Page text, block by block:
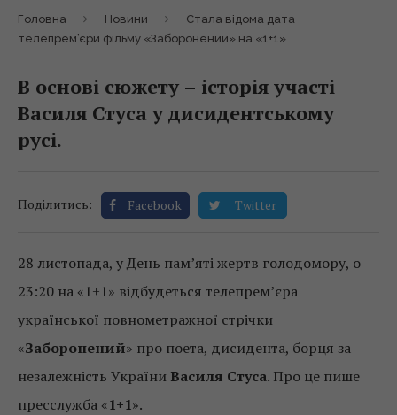
Головна Новини
Стала відома дата
телепрем’єри фільму «Заборонений» на «1+1»
В основі сюжету – історія участі
Василя Стуса у дисидентському
русі.
Поділитись: Facebook Twitter
28 листопада, у День пам’яті жертв голодомору, о
23:20 на «1+1» відбудеться телепрем’єра
української повнометражної стрічки
«Заборонений» про поета, дисидента, борця за
незалежність України Василя Стуса. Про це пише
пресслужба «1+1».